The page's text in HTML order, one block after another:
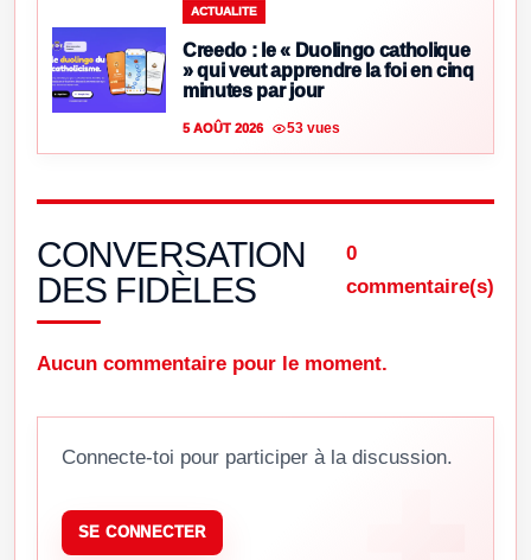
ACTUALITE
Creedo : le « Duolingo catholique
» qui veut apprendre la foi en cinq
minutes par jour
5 AOÛT 2026 53 vues
CONVERSATION
DES FIDÈLES
0
commentaire(s)
Aucun commentaire pour le moment.
Connecte-toi pour participer à la discussion.
SE CONNECTER